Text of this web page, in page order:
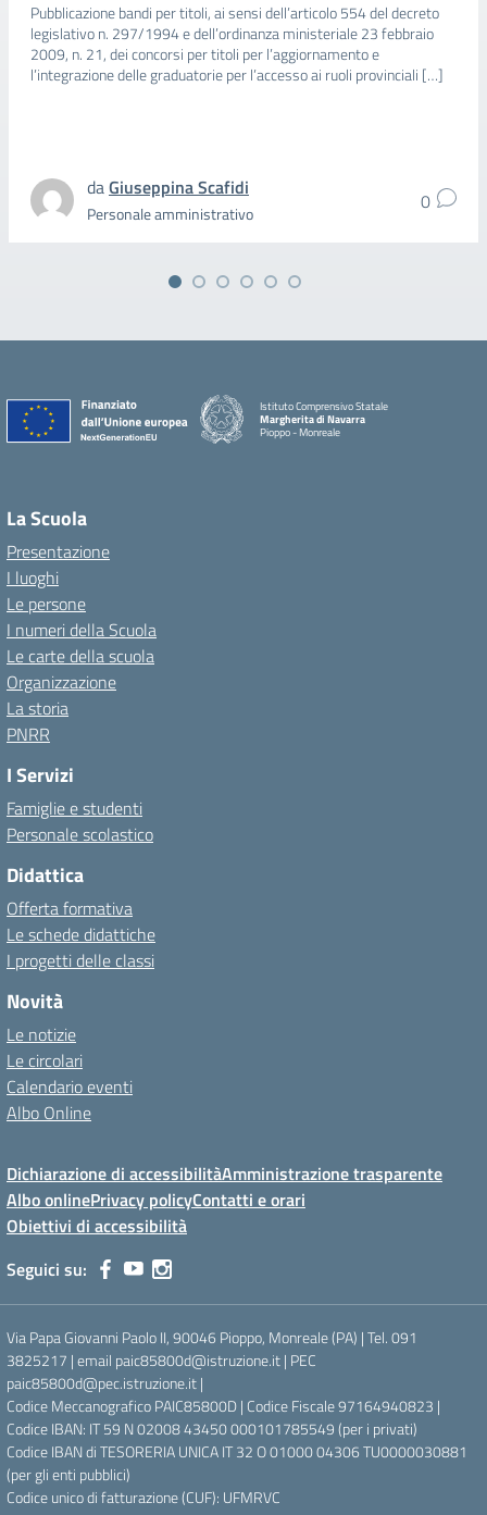
Pubblicazione bandi per titoli, ai sensi dell’articolo 554 del decreto
legislativo n. 297/1994 e dell’ordinanza ministeriale 23 febbraio
2009, n. 21, dei concorsi per titoli per l’aggiornamento e
l’integrazione delle graduatorie per l’accesso ai ruoli provinciali […]
daGiuseppina Scafidi
Personale amministrativo 0
Istituto Comprensivo Statale
Margherita di Navarra
Pioppo - Monreale
La Scuola
Presentazione
I luoghi
Le persone
I numeri della Scuola
Le carte della scuola
Organizzazione
La storia
PNRR
I Servizi
Famiglie e studenti
Personale scolastico
Didattica
Offerta formativa
Le schede didattiche
I progetti delle classi
Novità
Le notizie
Le circolari
Calendario eventi
Albo Online
Dichiarazione di accessibilitàAmministrazione trasparente
Albo onlinePrivacy policyContatti e orari
Obiettivi di accessibilità
Seguici su:
Via Papa Giovanni Paolo II, 90046 Pioppo, Monreale (PA) | Tel. 091
3825217 | email paic85800d@istruzione.it | PEC
paic85800d@pec.istruzione.it |
Codice Meccanografico PAIC85800D | Codice Fiscale 97164940823 |
Codice IBAN: IT 59 N 02008 43450 000101785549 (per i privati)
Codice IBAN di TESORERIA UNICA IT 32 O 01000 04306 TU0000030881
(per gli enti pubblici)
Codice unico di fatturazione (CUF): UFMRVC